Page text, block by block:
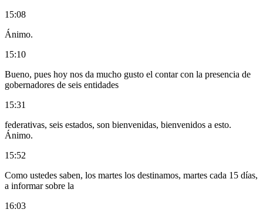
15:08
Ánimo.
15:10
Bueno, pues hoy nos da mucho gusto el contar con la presencia de
gobernadores de seis entidades
15:31
federativas, seis estados, son bienvenidas, bienvenidos a esto.
Ánimo.
15:52
Como ustedes saben, los martes los destinamos, martes cada 15 días,
a informar sobre la
16:03